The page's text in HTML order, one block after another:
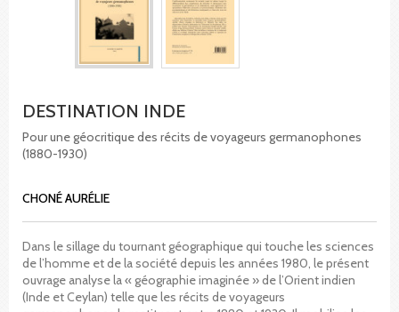
DESTINATION INDE
Pour une géocritique des récits de voyageurs germanophones
(1880-1930)
CHONÉ AURÉLIE
Dans le sillage du tournant géographique qui touche les sciences
de l’homme et de la société depuis les années 1980, le présent
ouvrage analyse la « géographie imaginée » de l’Orient indien
(Inde et Ceylan) telle que les récits de voyageurs